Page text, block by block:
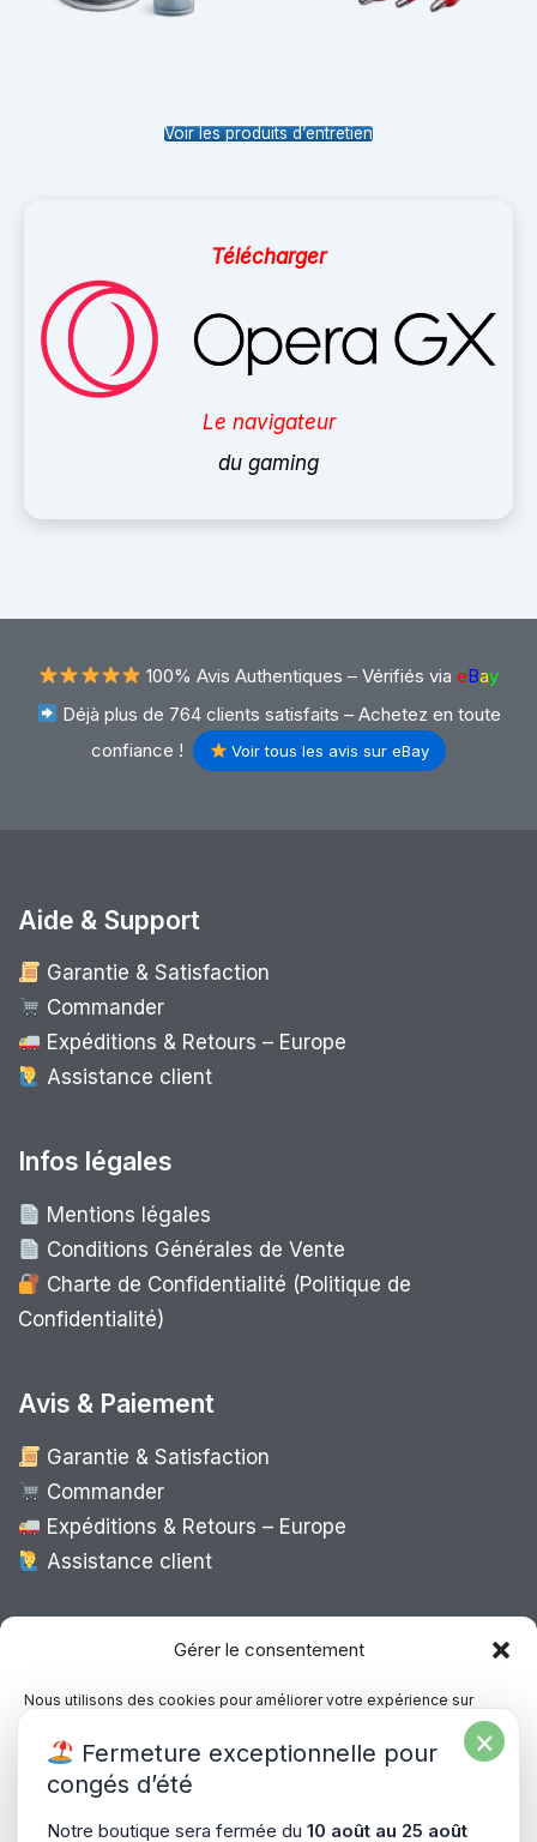
Gérer le consentement
Nous utilisons des cookies pour améliorer votre expérience sur
notre site, analyser le trafic et proposer des contenus personnalisés.
Vous pouvez accepter, refuser ou gérer vos préférences à tout
moment.
Voir les produits d’entretien
Télécharger
Le navigateur
du gaming
100% Avis Authentiques – Vérifiés via eBay
Déjà plus de 764 clients satisfaits – Achetez en toute
confiance !
Voir tous les avis sur eBay
Aide & Support
Garantie & Satisfaction
Commander
Expéditions & Retours – Europe
Assistance client
Infos légales
Mentions légales
Conditions Générales de Vente
Charte de Confidentialité (Politique de
Confidentialité)
Avis & Paiement
Garantie & Satisfaction
Commander
Expéditions & Retours – Europe
Assistance client
Expédition Europe
Livraison rapide dans toute l’Europe via
“ Mondial Relay
×
Fermeture exceptionnelle pour
congés d’été
Notre boutique sera fermée du 10 août au 25 août